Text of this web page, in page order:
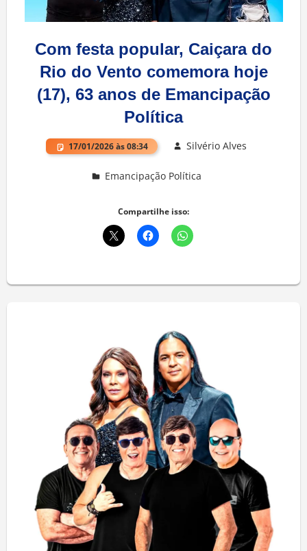
Com festa popular, Caiçara do
Rio do Vento comemora hoje
(17), 63 anos de Emancipação
Política
17/01/2026 às 08:34 Silvério Alves
Emancipação Política
Compartilhe isso: